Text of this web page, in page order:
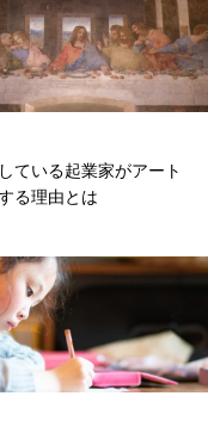
ている起業家がアート
る理由とは